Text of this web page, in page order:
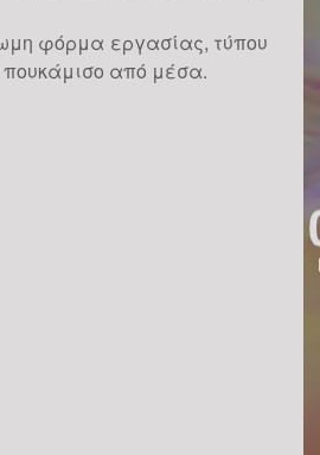
φόρμα εργασίας, τύπου
πουκάμισο από μέσα.